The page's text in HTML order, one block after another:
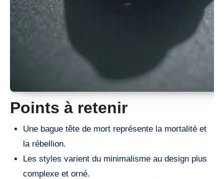
Points à retenir
Une bague tête de mort représente la mortalité et
la rébellion.
Les styles varient du minimalisme au design plus
complexe et orné.